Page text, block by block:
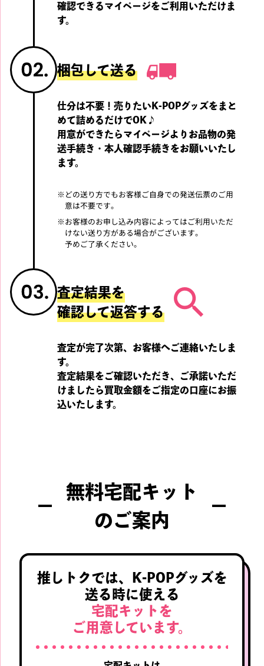
確認できるマイページをご利用いただけま
す。
梱包して送る
仕分は不要！売りたいK-POPグッズをまと
めて詰めるだけでOK♪
用意ができたらマイページよりお品物の発
送手続き・ 本人確認手続きをお願いいたし
ます。
※ どの送り方でもお客様ご自身での発送伝票のご用
意は不要です。
※お客様のお申し込み内容によってはご利用いただ
けない送り方がある場合がございます。
予めご了承ください。
査定結果を
確認して返答する
査定が完了次第、お客様へご連絡いたしま
す。
査定結果をご確認いただき、ご承諾いただ
けましたら買取金額をご指定の口座にお振
込いたします。
無料宅配キット
のご案内
推しトクでは、
K-POPグッズを
送る時に使える
宅配キットを
ご用意しています。